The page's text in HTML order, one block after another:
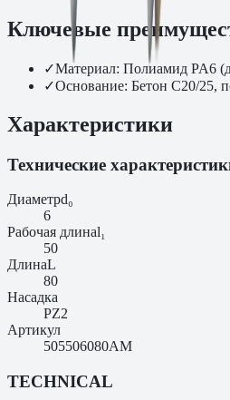
Ключевые
✓Материал: Полиамид PA6
✓Основание: Бетон C20/25,
Характеристики
Технические
Диаметрd₀
6
Рабочая длинаl₁
50
ДлинаL
80
Насадка
PZ2
Артикул
505506080AM
TECHNICAL